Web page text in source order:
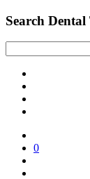
Search
0